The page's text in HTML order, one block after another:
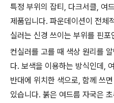
특정 부위의 잡티, 다크서클, 여
제품입니다. 파운데이션이 전체
실러는 신경 쓰이는 부위를 핀
컨실러를 고를 때 색상 원리를
다. 보색을 이용하는 방식인데,
반대에 위치한 색으로, 함께 쓰
있습니다. 붉은 여드름 자국은